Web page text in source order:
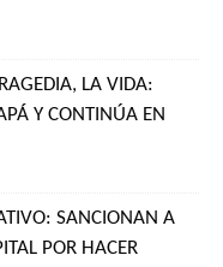
LA VIDA:
Y CONTINÚA EN
SANCIONAN A
POR HACER